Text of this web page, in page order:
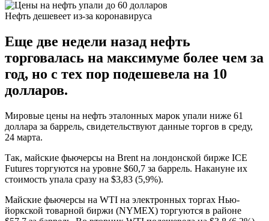
Нефть дешевеет из-за коронавируса
Еще две недели назад нефть
торговалась на максимуме более чем за
год, но с тех пор подешевела на 10
долларов.
Мировые цены на нефть эталонных марок упали ниже 61
доллара за баррель, свидетельствуют данные торгов в среду,
24 марта.
Так, майские фьючерсы на Brent на лондонской бирже ICE
Futures торгуются на уровне $60,7 за баррель. Накануне их
стоимость упала сразу на $3,83 (5,9%).
Майские фьючерсы на WTI на электронных торгах Нью-
йоркской товарной биржи (NYMEX) торгуются в районе